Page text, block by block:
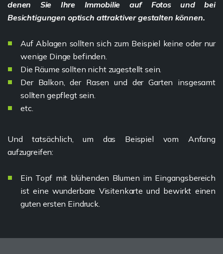
denen Sie Ihre Immobilie auf Fotos und bei
Besichtigungen optisch attraktiver gestalten können.
Auf Ablagen sollten sich zum Beispiel keine oder nur
wenige Dinge befinden.
Die Räume sollten nicht zugestellt sein.
Der Balkon, der Rasen und der Garten insgesamt
sollten gepflegt sein.
etc.
Und tatsächlich, um das Beispiel vom Anfang
aufzugreifen:
Ein Topf mit blühenden Blumen im Eingangsbereich
ist eine wunderbare Visitenkarte und bewirkt einen
guten ersten Eindruck.